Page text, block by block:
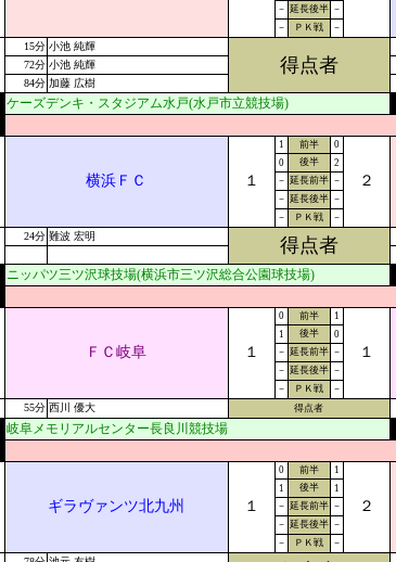
－ 延長後半 －
－
ＰＫ戦 －
15分 小池 純輝
得点者
72分 小池 純輝
84分 加藤 広樹
ケーズデンキ・スタジアム水戸(水戸市立競技場)
横浜ＦＣ １
1 前半 0
２
0 後半
2
－ 延長前半 －
－ 延長後半 －
－
ＰＫ戦 －
24分 難波 宏明 得点者
ニッパツ三ツ沢球技場(横浜市三ツ沢総合公園球技場)
ＦＣ岐阜 １
0 前半 1
１
1 後半
0
－ 延長前半 －
－ 延長後半 －
－
ＰＫ戦 －
55分 西川 優大 得点者
岐阜メモリアルセンター長良川競技場
ギラヴァンツ北九州 １
0 前半 1
２
1 後半
1
－ 延長前半 －
－ 延長後半 －
－
ＰＫ戦 －